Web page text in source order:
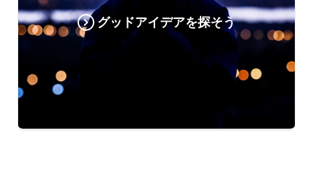
グッドアイデアを探そう